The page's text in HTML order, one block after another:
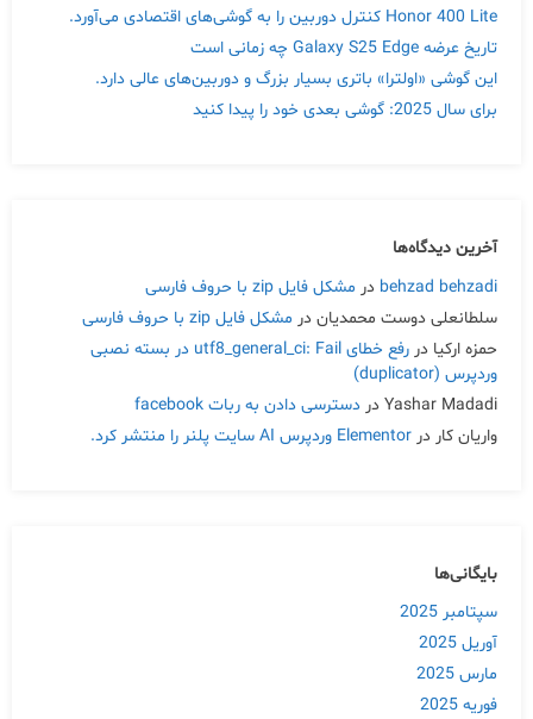
Honor 400 Lite کنترل دوربین را به گوشی‌های اقتصادی می‌آورد.
تاریخ عرضه Galaxy S25 Edge چه زمانی است
این گوشی «اولترا» باتری بسیار بزرگ و دوربین‌های عالی دارد.
برای سال 2025: گوشی بعدی خود را پیدا کنید
آخرین دیدگاه‌ها
behzad behzadi در مشکل فایل zip با حروف فارسی
سلطانعلی دوست محمدیان در مشکل فایل zip با حروف فارسی
حمزه ارکیا در
رفع خطای utf8_general_ci: Fail در بسته نصبی
وردپرس (duplicator)
Yashar Madadi در دسترسی دادن به ربات facebook
واریان کار در Elementor وردپرس AI سایت پلنر را منتشر کرد.
بایگانی‌ها
سپتامبر 2025
آوریل 2025
مارس 2025
فوریه 2025